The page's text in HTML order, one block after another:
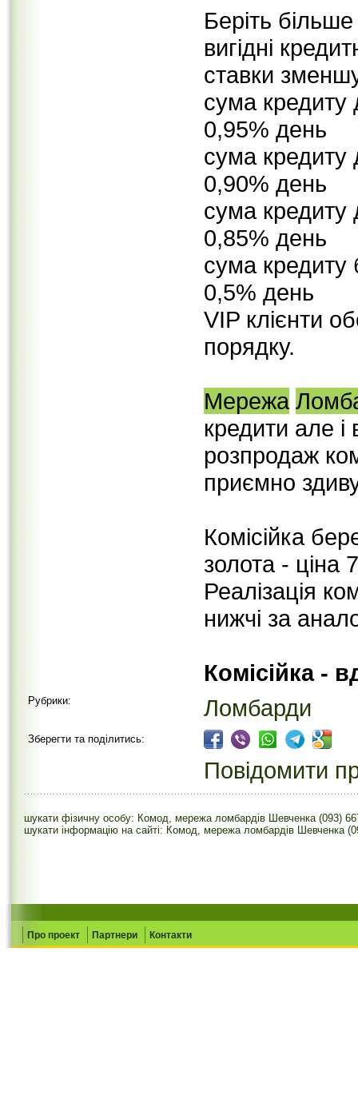
Беріть
вигідні
ставки
сума кредиту
0,95% день
сума кредиту
0,90% день
сума кредиту
0,85% день
сума кредиту
0,5% день
VIP клієнти
порядку.
Мережа
кредити але і
розпродаж
приємно
Комісійка
золота - ціна
Реалізація
нижчі за
Комісійка -
Рубрики: Ломбарди
Зберегти та поділитись:
Повідомити
шукати фізичну особу: Комод, мережа ломбардів Шевченка (093)
шукати інформацію на сайті: Комод, мережа ломбардів Шевченка
Про проект Партнери Контакти